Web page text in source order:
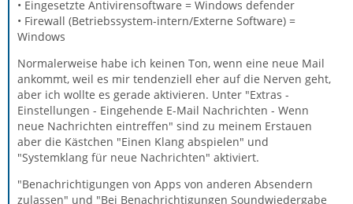
• Eingesetzte Antivirensoftware = Windows defender
• Firewall (Betriebssystem-intern/Externe Software) =
Windows
Normalerweise habe ich keinen Ton, wenn eine neue Mail
ankommt, weil es mir tendenziell eher auf die Nerven geht,
aber ich wollte es gerade aktivieren. Unter "Extras -
Einstellungen - Eingehende E-Mail Nachrichten - Wenn
neue Nachrichten eintreffen" sind zu meinem Erstauen
aber die Kästchen "Einen Klang abspielen" und
"Systemklang für neue Nachrichten" aktiviert.
"Benachrichtigungen von Apps von anderen Absendern
zulassen" und "Bei Benachrichtigungen Soundwiedergabe